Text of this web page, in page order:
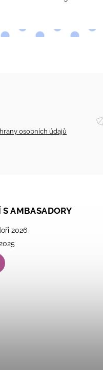
osobních údajů
S AMBASADORY
2026